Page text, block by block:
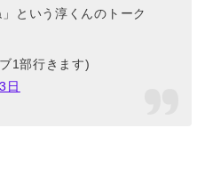
という淳くんのトーク
1部行きます)
日